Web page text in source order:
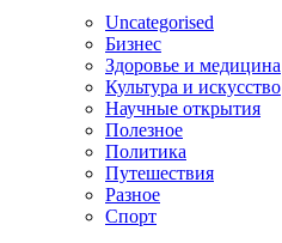
Uncategorised
Бизнес
Здоровье и медицина
Культура и искусство
Научные открытия
Полезное
Политика
Путешествия
Разное
Спорт